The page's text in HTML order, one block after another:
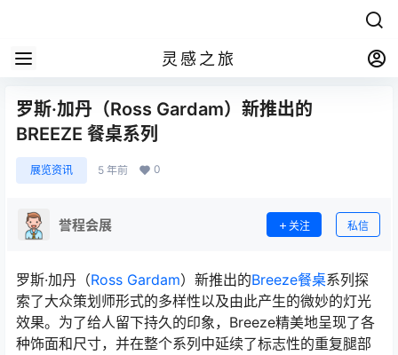
灵感之旅
罗斯·加丹（Ross Gardam）新推出的
BREEZE 餐桌系列
展览资讯 5 年前 0
誉程会展 关注 私信
罗斯·加丹（Ross Gardam）新推出的Breeze餐桌系列探
索了大众策划师形式的多样性以及由此产生的微妙的灯光
效果。为了给人留下持久的印象，Breeze精美地呈现了各
种饰面和尺寸，并在整个系列中延续了标志性的重复腿部